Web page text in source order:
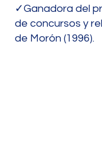
✓Ganadora del
de concursos y
de Morón (1996).